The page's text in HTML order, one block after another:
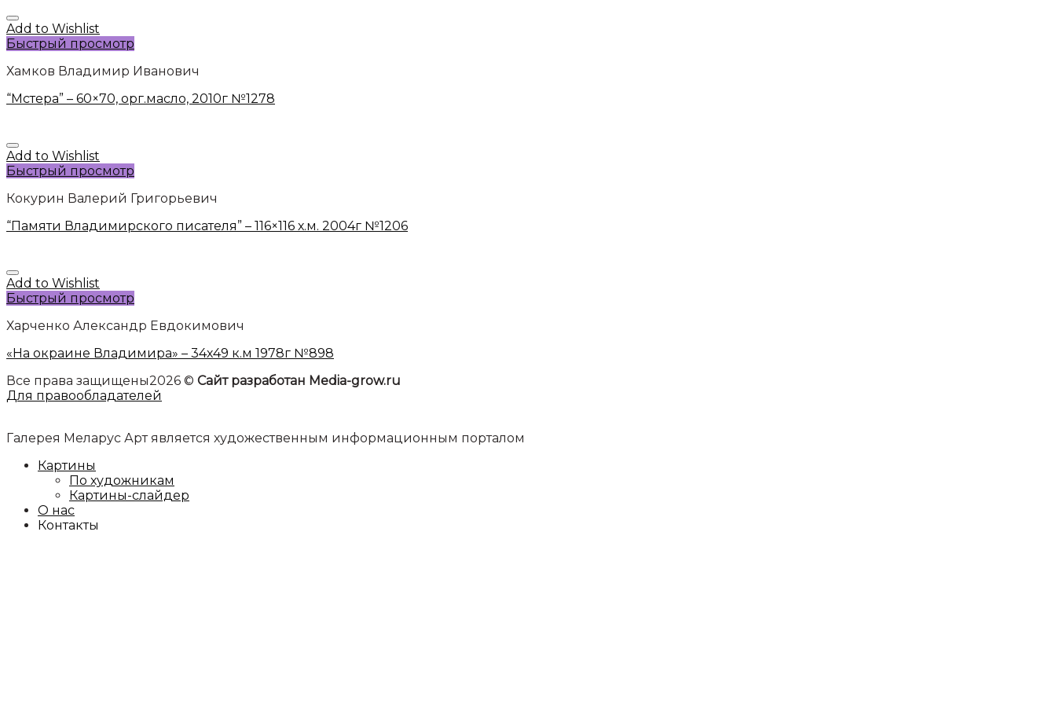
Add to Wishlist
Быстрый просмотр
Хамков Владимир Иванович
“Мстера” – 60×70, орг.масло, 2010г №1278
Add to Wishlist
Быстрый просмотр
Кокурин Валерий Григорьевич
“Памяти Владимирского писателя” – 116×116 х.м. 2004г №1206
Add to Wishlist
Быстрый просмотр
Харченко Александр Евдокимович
«На окраине Владимира» – 34х49 к.м 1978г №898
Все права защищены2026 © Сайт разработан Media-grow.ru
Для правообладателей
Галерея Меларус Арт является художественным информационным порталом
Картины
По художникам
Картины-слайдер
О нас
Контакты